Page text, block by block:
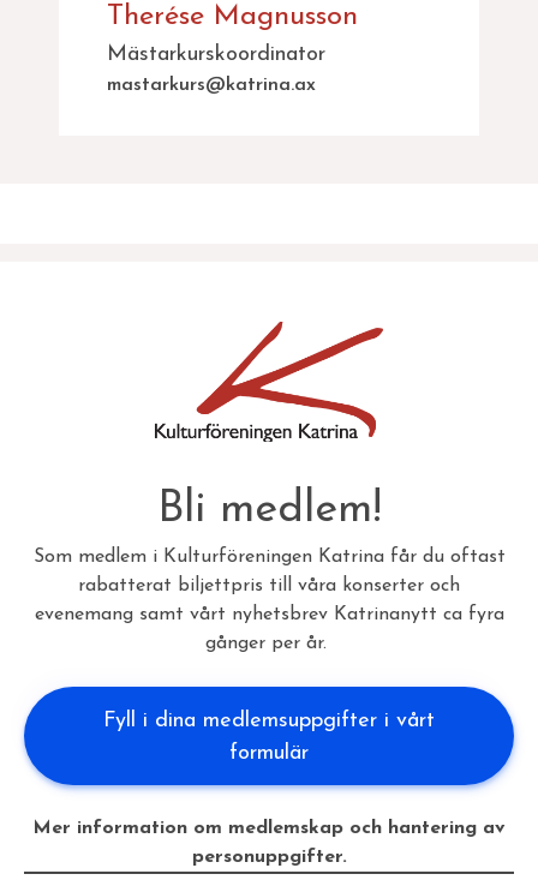
Therése Magnusson
Mästarkurskoordinator
mastarkurs@katrina.ax
Bli medlem!
Som medlem i Kulturföreningen Katrina får du oftast
rabatterat biljettpris till våra konserter och
evenemang samt vårt nyhetsbrev Katrinanytt ca fyra
gånger per år.
Fyll i dina medlemsuppgifter i vårt
formulär
Mer information om medlemskap och hantering av
personuppgifter.